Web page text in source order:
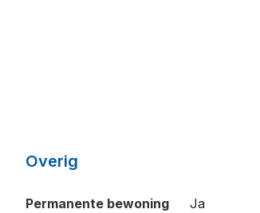
Overig
Permanente bewoning Ja